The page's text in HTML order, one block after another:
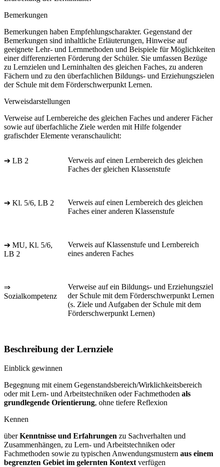
Bemerkungen
Bemerkungen haben Empfehlungscharakter. Gegenstand der
Bemerkungen sind inhaltliche Erläuterungen, Hinweise auf
geeignete Lehr- und Lernmethoden und Beispiele für Möglichkeiten
einer differenzierten Förderung der Schüler. Sie umfassen Bezüge
zu Lernzielen und Lerninhalten des gleichen Faches, zu anderen
Fächern und zu den überfachlichen Bildungs- und Erziehungszielen
der Schule mit dem Förderschwerpunkt Lernen.
Verweisdarstellungen
Verweise auf Lernbereiche des gleichen Faches und anderer Fächer
sowie auf überfachliche Ziele werden mit Hilfe folgender
grafischder Elemente veranschaulicht:
➔ LB 2
Verweis auf einen Lernbereich des gleichen
Faches der gleichen Klassenstufe
➔ Kl. 5/6, LB 2
Verweis auf einen Lernbereich des gleichen
Faches einer anderen Klassenstufe
➔ MU, Kl. 5/6,
LB 2
Verweis auf Klassenstufe und Lernbereich
eines anderen Faches
⇒
Sozialkompetenz
Verweise auf ein Bildungs- und Erziehungsziel
der Schule mit dem Förderschwerpunkt Lernen
(s. Ziele und Aufgaben der Schule mit dem
Förderschwerpunkt Lernen)
Beschreibung der Lernziele
Einblick gewinnen
Begegnung mit einem Gegenstandsbereich/Wirklichkeitsbereich
oder mit Lern- und Arbeitstechniken oder Fachmethoden als
grundlegende Orientierung, ohne tiefere Reflexion
Kennen
überKenntnisse und Erfahrungen zu Sachverhalten und
Zusammenhängen, zu Lern- und Arbeitstechniken oder
Fachmethoden sowie zu typischen Anwendungsmustern aus einem
begrenzten Gebiet im gelernten Kontext verfügen